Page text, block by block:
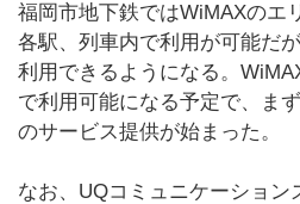
福岡市地下鉄ではWiMAXのエ
各駅、列車内で利用が可能だ
利用できるようになる。
で利用可能になる予定で、ま
のサービス提供が始まった。
なお、UQコミュニケーション